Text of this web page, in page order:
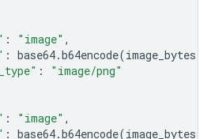
: "image" ,
: base64.b64encode(image_bytes
:
"image/png"
: "image" ,
: base64.b64encode(image_bytes